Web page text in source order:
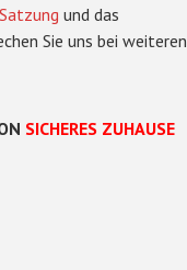
Satzung und das
Sie uns bei weiteren
SICHERES ZUHAUSE